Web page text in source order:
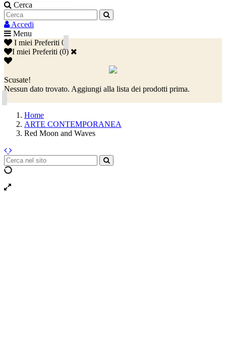
Cerca
Accedi
Menu
I miei Preferiti 0
I miei Preferiti (0)
Scusate!
Nessun dato trovato. Aggiungi alla lista dei prodotti prima.
Home
ARTE CONTEMPORANEA
Red Moon and Waves